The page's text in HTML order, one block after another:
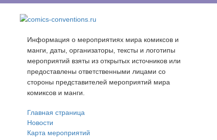
Информация о мероприятиях мира комиксов и
манги, даты, организаторы, тексты и логотипы
мероприятий взяты из открытых источников или
предоставлены ответственными лицами со
стороны представителей мероприятий мира
комиксов и манги.
Главная страница
Новости
Карта мероприятий